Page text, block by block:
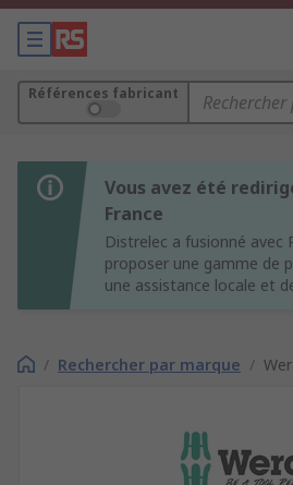
Références fabricant
Vous avez été
France
Distrelec a fusionné avec
proposer une gamme de
une assistance locale et
/ Rechercher par marque /